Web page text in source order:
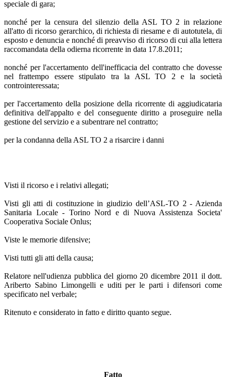
speciale di gara;
nonché per la censura del silenzio della ASL TO 2 in relazione
all'atto di ricorso gerarchico, di richiesta di riesame e di autotutela, di
esposto e denuncia e nonché di preavviso di ricorso di cui alla lettera
raccomandata della odierna ricorrente in data 17.8.2011;
nonché per l'accertamento dell'inefficacia del contratto che dovesse
nel frattempo essere stipulato tra la ASL TO 2 e la società
controinteressata;
per l'accertamento della posizione della ricorrente di aggiudicataria
definitiva dell'appalto e del conseguente diritto a proseguire nella
gestione del servizio e a subentrare nel contratto;
per la condanna della ASL TO 2 a risarcire i danni
Visti il ricorso e i relativi allegati;
Visti gli atti di costituzione in giudizio dell’ASL-TO 2 - Azienda
Sanitaria Locale - Torino Nord e di Nuova Assistenza Societa'
Cooperativa Sociale Onlus;
Viste le memorie difensive;
Visti tutti gli atti della causa;
Relatore nell'udienza pubblica del giorno 20 dicembre 2011 il dott.
Ariberto Sabino Limongelli e uditi per le parti i difensori come
specificato nel verbale;
Ritenuto e considerato in fatto e diritto quanto segue.
Fatto